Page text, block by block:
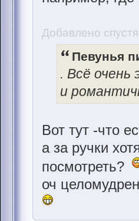
Добавлено
Певунья
. Всё
и
Вот тут -что
а за ручки
посмотреть?
оч